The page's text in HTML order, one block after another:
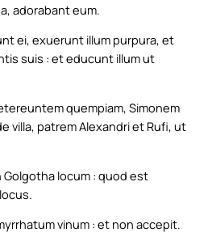
adorabant eum.
ei, exuerunt illum purpura, et
suis : et educunt illum ut
quempiam, Simonem
villa, patrem Alexandri et Rufi, ut
Golgotha locum : quod est
vinum : et non accepit.